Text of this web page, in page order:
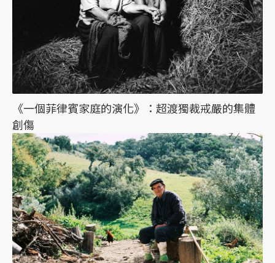
《一個菲律賓家庭的演化》：超渡獨裁戒嚴的集體
創傷